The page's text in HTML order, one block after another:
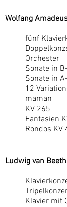
Wolfang
fünf
Orchester
Sonate in
Sonate in
12
maman
KV 265
Fantasien
Rondos KV
Ludwig van
Klavier mit